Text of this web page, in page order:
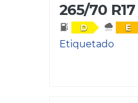
265/70 R17
D E
Etiquetado